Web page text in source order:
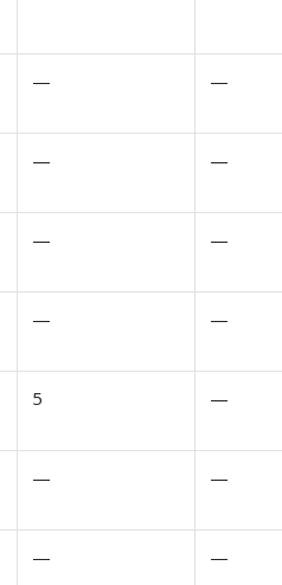
— —
— —
— —
— —
5 —
— —
— —